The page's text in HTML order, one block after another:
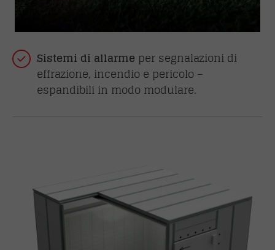
Sistemi di allarme per segnalazioni di
effrazione, incendio e pericolo –
espandibili in modo modulare.